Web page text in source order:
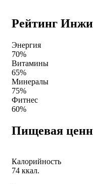
Рейтинг
Энергия
70%
Витамины
65%
Минералы
75%
Фитнес
60%
Пищевая
Калорийность
74 ккал.